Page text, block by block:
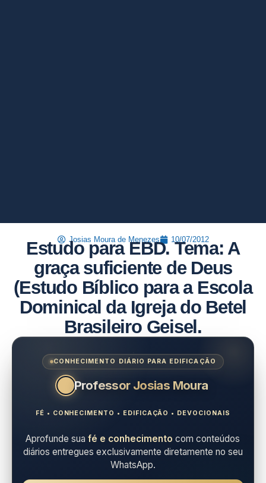
Josias Moura de Menezes 10/07/2012
Estudo para EBD. Tema: A
graça suficiente de Deus
(Estudo Bíblico para a Escola
Dominical da Igreja do Betel
Brasileiro Geisel.
CONHECIMENTO DIÁRIO PARA EDIFICAÇÃO
Professor Josias Moura
FÉ • CONHECIMENTO • EDIFICAÇÃO • DEVOCIONAIS
Aprofunde suafé e conhecimento com conteúdos
diários entregues exclusivamente diretamente no seu
WhatsApp.